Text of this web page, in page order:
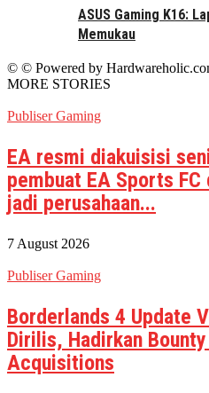
ASUS Gaming K16:
Memukau
© © Powered by
MORE STORIES
Publiser Gaming
EA resmi diakuisisi
pembuat EA Sports
jadi perusahaan...
7 August 2026
Publiser Gaming
Borderlands 4 Update
Dirilis, Hadirkan
Acquisitions